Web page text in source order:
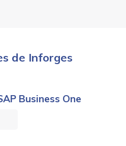
de Inforges
Business One